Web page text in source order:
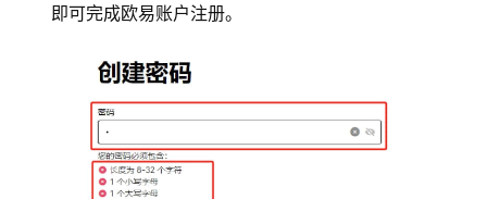
即可完成欧易账户注册。